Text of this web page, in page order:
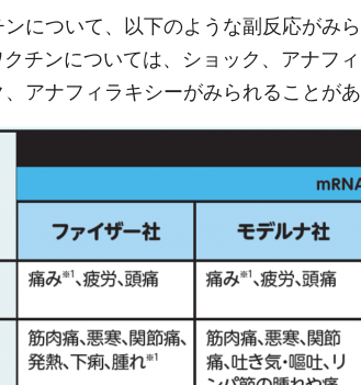
について、以下のような副反応がみ
クチンについては、ショック、アナフ
アナフィラキシーがみられることがあ